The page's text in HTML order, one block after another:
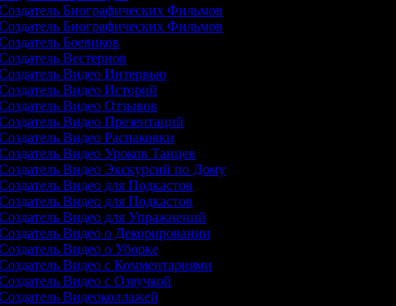
Биографических Фильмов
Биографических Фильмов
Боевиков
Вестернов
Видео Интервью
Видео Историй
Видео Отзывов
Видео Презентаций
Видео Распаковки
Видео Уроков Танцев
Видео Экскурсий по Дому
Видео для Подкастов
Видео для Подкастов
Видео для Упражнений
Видео о Декорировании
Видео о Уборке
Видео с Комментариями
Видео с Озвучкой
Видеоколлажей